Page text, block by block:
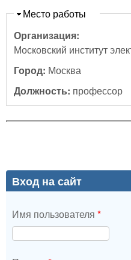
Скрыть
Место работы
Организация:
Московский институт
Город: Москва
Должность: профессор
Вход на сайт
Имя пользователя *